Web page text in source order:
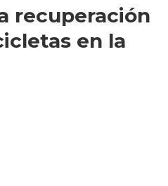
recuperación
en la